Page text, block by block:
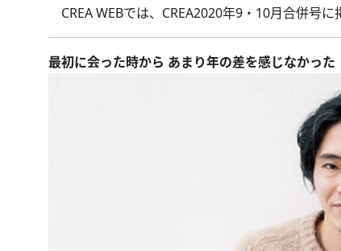
CREA WEBでは、 CREA2020年9・10月合併号に
最初に会った時から あまり年の差を感じなかった